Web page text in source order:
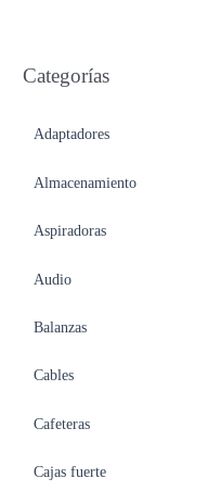
Categorías
Adaptadores
Almacenamiento
Aspiradoras
Audio
Balanzas
Cables
Cafeteras
Cajas fuerte